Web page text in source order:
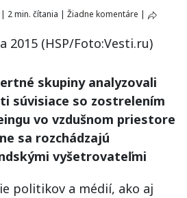
| 2 min. čítania | Žiadne komentáre |
2015 (HSP/Foto:Vesti.ru)
skupiny analyzovali
súvisiace so zostrelením
vo vzdušnom priestore
sa rozchádzajú
vyšetrovateľmi
politikov a médií, ako aj